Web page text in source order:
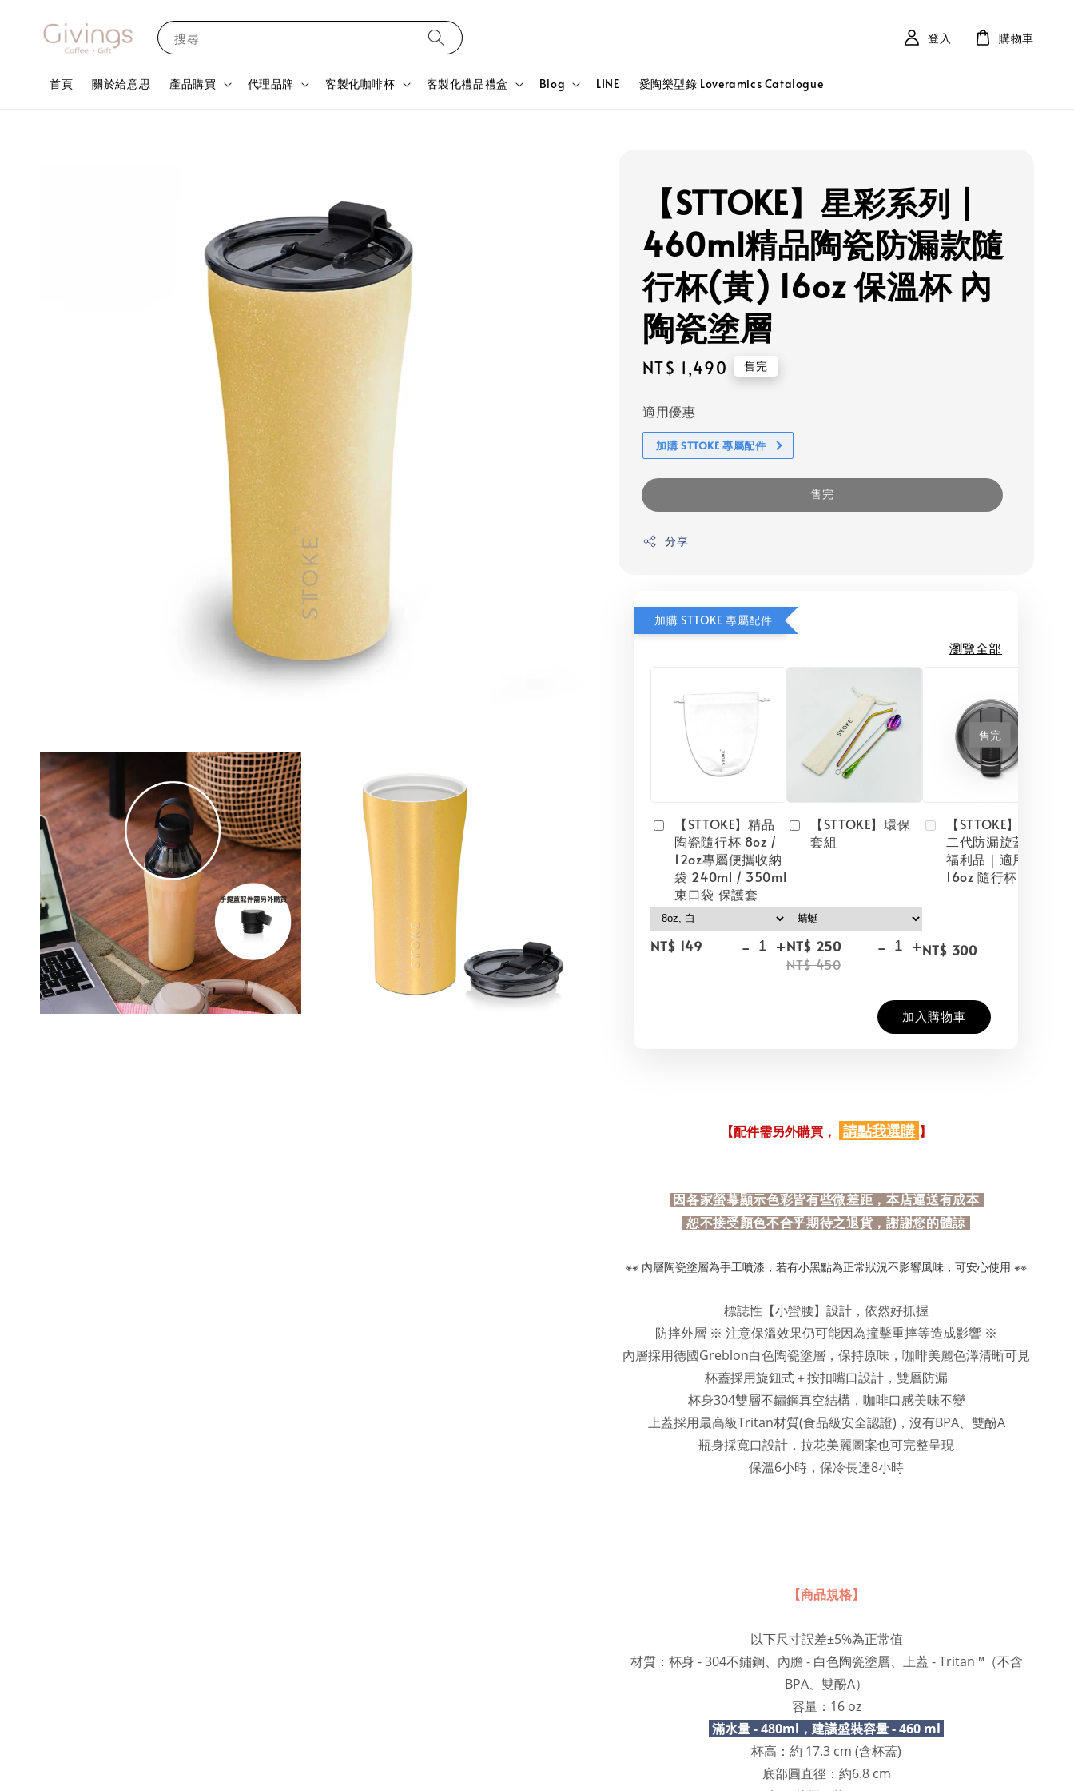
搜尋
首頁 關於給意思 產品購買 代理品牌 客製化咖啡杯 客製化禮品禮盒 Blog LINE 愛陶樂型錄 Loveramics Catalogue
登入 購物車
【STTOKE】星彩系列 |
460ml精品陶瓷防漏款隨
行杯(黃) 16oz 保溫杯 內
陶瓷塗層
Regular
NT$ 1,490 售完
適用優惠
加購 STTOKE 專屬配件
售完
分享
加購 STTOKE 專屬配件
瀏覽全部
【STTOKE】精品
陶瓷隨行杯 8oz /
12oz專屬便攜收納
袋 240ml / 350ml
束口袋 保護套
NT$ 149 - +
【STTOKE】環保
套組
NT$ 250
NT$ 450
- +
售完
【STTOKE】原廠
二代防漏旋蓋杯蓋
福利品｜適用 12oz
16oz 隨行杯
NT$ 300
加入購物車
【配件需另外購買， 請點我選購 】
因各家螢幕顯示色彩皆有些微差距，本店運送有成本
恕不接受顏色不合乎期待之退貨，謝謝您的體諒
※※ 內層陶瓷塗層為手工噴漆，若有小黑點為正常狀況不影響風味，可安心使用 ※※
標誌性【小蠻腰】設計，依然好抓握
防摔外層 ※ 注意保溫效果仍可能因為撞擊重摔等造成影響 ※
內層採用德國Greblon白色陶瓷塗層，保持原味，咖啡美麗色澤清晰可見
杯蓋採用旋鈕式＋按扣嘴口設計，雙層防漏
杯身304雙層不鏽鋼真空結構，咖啡口感美味不變
上蓋採用最高級Tritan材質(食品級安全認證)，沒有BPA、雙酚A
瓶身採寬口設計，拉花美麗圖案也可完整呈現
保溫6小時，保冷長達8小時
【商品規格】
以下尺寸誤差±5%為正常值
材質：杯身 - 304不鏽鋼、內膽 - 白色陶瓷塗層、上蓋 - Tritan™（不含
BPA、雙酚A）
容量：16 oz
滿水量 - 480ml，建議盛裝容量 - 460 ml
杯高：約 17.3 cm (含杯蓋)
底部圓直徑：約6.8 cm